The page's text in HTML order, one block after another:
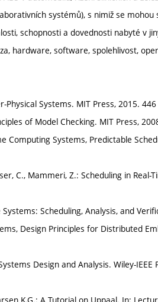
systémů), s nimiž se
schopnosti a dovednosti nabyté v
hardware, software, spolehlivost,
Physical Systems. MIT Press, 2015.
of Model Checking. MIT Press,
Computing Systems, Predictable
C., Mammeri, Z.: Scheduling in
Systems: Scheduling, Analysis, and
Design Principles for Distributed
Design and Analysis. Wiley-
K.G.: A Tutorial on Uppaal. In: